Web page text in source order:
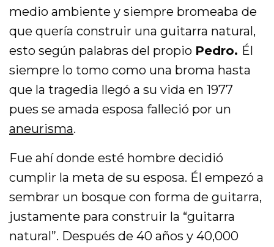
medio ambiente y siempre bromeaba de
que quería construir una guitarra natural,
esto según palabras del propio Pedro. Él
siempre lo tomo como una broma hasta
que la tragedia llegó a su vida en 1977
pues se amada esposa falleció por un
aneurisma.
Fue ahí donde esté hombre decidió
cumplir la meta de su esposa. Él empezó a
sembrar un bosque con forma de guitarra,
justamente para construir la “guitarra
natural”. Después de 40 años y 40,000